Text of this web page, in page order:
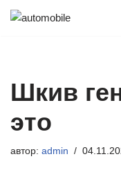
Шкив
это
автор: admin